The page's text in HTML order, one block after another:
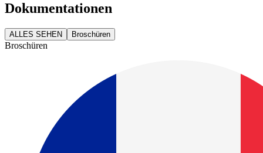
Dokumentationen
ALLES SEHEN Broschüren
Broschüren